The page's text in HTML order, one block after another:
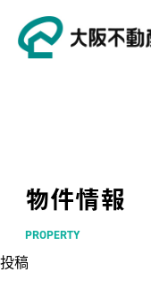
物件情報
PROPERTY
投稿